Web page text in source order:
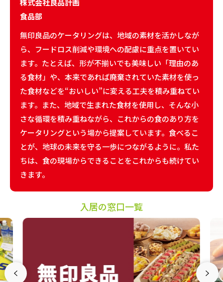
株式会社良品計画
食品部
無印良品のケータリングは、地域の素材を活かしなが
ら、フードロス削減や環境への配慮に重点を置いてい
ます。たとえば、形が不揃いでも美味しい「理由のあ
る食材」や、本来であれば廃棄されていた素材を使っ
た食材などを“おいしい”に変える工夫を積み重ねてい
ます。また、地域で生まれた食材を使用し、そんな小
さな循環を積み重ねながら、これからの食のあり方を
ケータリングという場から提案しています。食べるこ
とが、地球の未来を守る一歩につながるように。私た
ちは、食の現場からできることをこれからも続けてい
きます。
入居の窓口一覧